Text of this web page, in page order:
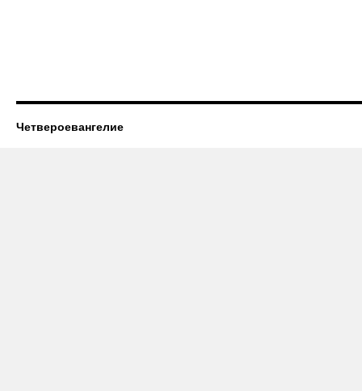
Четвероевангелие